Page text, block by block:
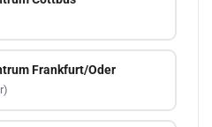
Frankfurt/Oder